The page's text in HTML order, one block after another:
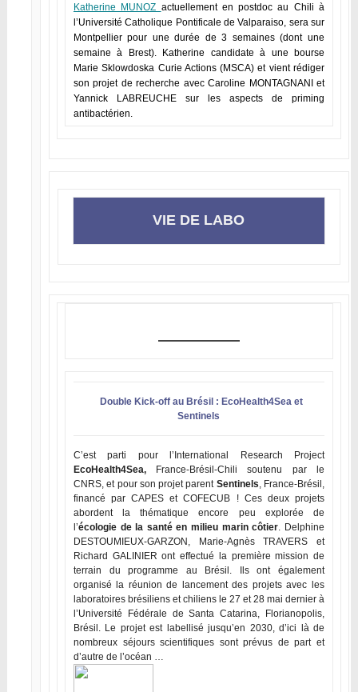
Katherine MUNOZ actuellement en postdoc au Chili à
l’Université Catholique Pontificale de Valparaiso, sera sur
Montpellier pour une durée de 3 semaines (dont une
semaine à Brest). Katherine candidate à une bourse
Marie Sklowdoska Curie Actions (MSCA) et vient rédiger
son projet de recherche avec Caroline MONTAGNANI et
Yannick LABREUCHE sur les aspects de priming
antibactérien.
VIE DE LABO
Double Kick-off au Brésil : EcoHealth4Sea et
Sentinels
C’estparti pour l’International Research Project
EcoHealth4Sea,France-Brésil-Chili soutenu par le
CNRS, et pour son projet parent Sentinels, France-Brésil,
financé par CAPES et COFECUB ! Ces deux projets
abordent la thématique encore peu explorée de
l’écologie de la santé en milieu marin côtier. Delphine
DESTOUMIEUX-GARZON, Marie-Agnès TRAVERS et
Richard GALINIER ont effectué la première mission de
terrain du programme au Brésil. Ils ont également
organisé la réunion de lancement des projets avec les
laboratoires brésiliens et chiliens le 27 et 28 mai dernier à
l’Université Fédérale de Santa Catarina, Florianopolis,
Brésil. Le projet est labellisé jusqu’en 2030, d’ici là de
nombreux séjours scientifiques sont prévus de part et
d’autre de l’océan …